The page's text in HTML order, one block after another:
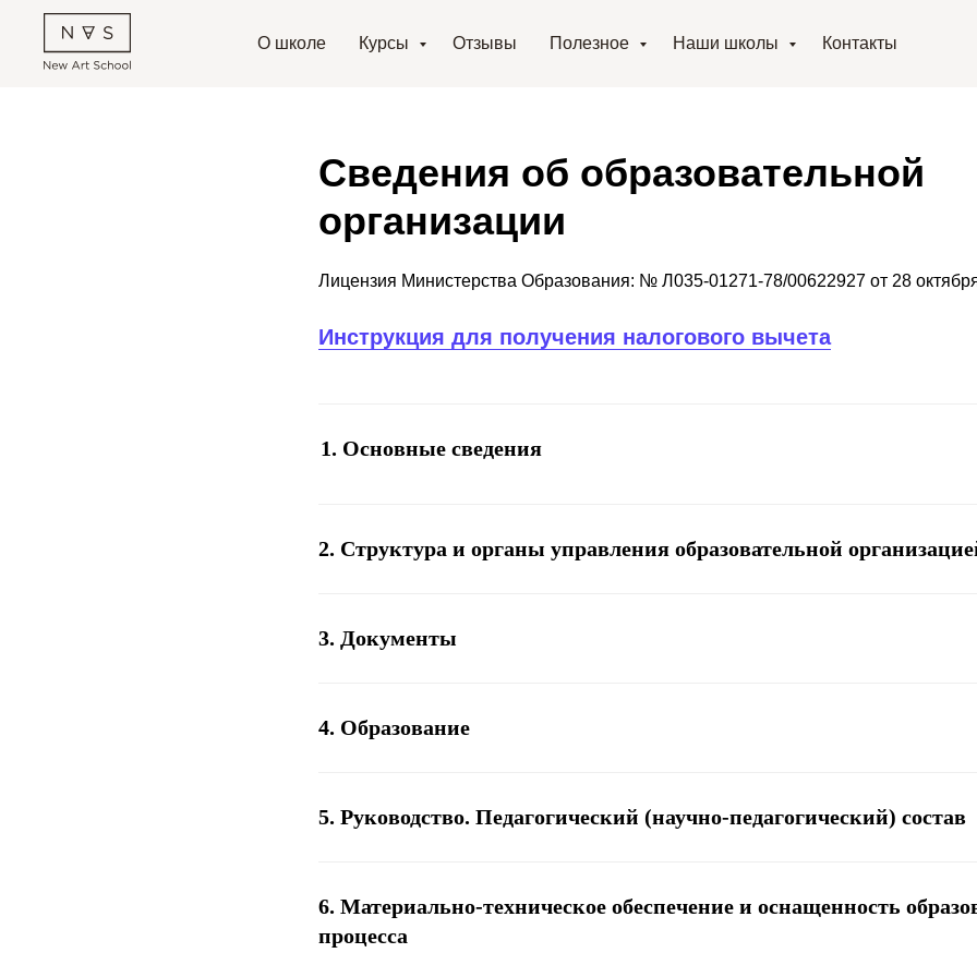
О школе Курсы Отзывы Полезное Наши школы Контакты
Сведения об образовательной
организации
Лицензия Министерства Образования: № Л035-01271-78/00622927 от 28
Инструкция для получения налогового вычета
Основные сведения
2. Структура и органы управления образовательной
3. Документы
4. Образование
5. Руководство. Педагогический (научно-педагогический) состав
6. Материально-техническое обеспечение и оснащенность
процесса